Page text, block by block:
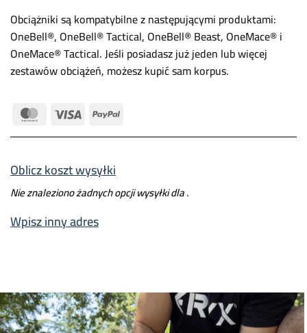
Obciążniki są kompatybilne z następującymi produktami:
OneBell®, OneBell® Tactical, OneBell® Beast, OneMace® i
OneMace® Tactical. Jeśli posiadasz już jeden lub więcej
zestawów obciążeń, możesz kupić sam korpus.
MasterCard
Visa PayPal
Oblicz koszt wysyłki
Nie znaleziono żadnych opcji wysyłki dla.
Wpisz inny adres